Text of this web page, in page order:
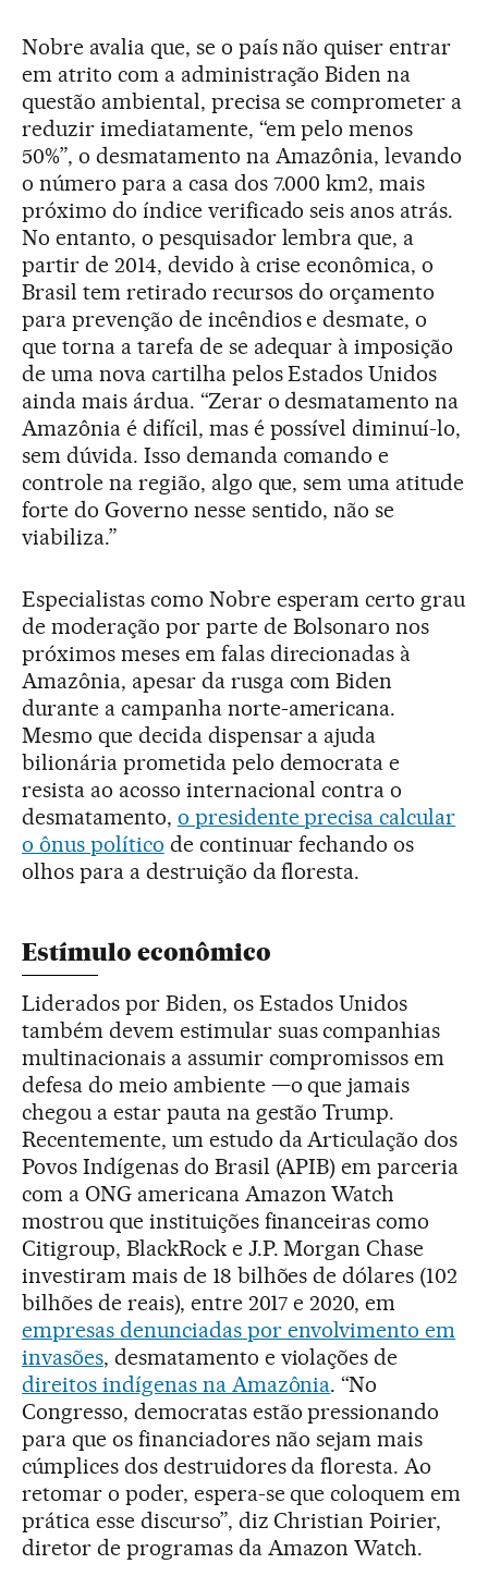
Nobre avalia que, se o país não quiser entrar
em atrito com a administração Biden na
questão ambiental, precisa se comprometer a
reduzir imediatamente, “em pelo menos
50%”, o desmatamento na Amazônia, levando
o número para a casa dos 7.000 km2, mais
próximo do índice verificado seis anos atrás.
No entanto, o pesquisador lembra que, a
partir de 2014, devido à crise econômica, o
Brasil tem retirado recursos do orçamento
para prevenção de incêndios e desmate, o
que torna a tarefa de se adequar à imposição
de uma nova cartilha pelos Estados Unidos
ainda mais árdua. “Zerar o desmatamento na
Amazônia é difícil, mas é possível diminuí-lo,
sem dúvida. Isso demanda comando e
controle na região, algo que, sem uma atitude
forte do Governo nesse sentido, não se
viabiliza.”
Especialistas como Nobre esperam certo grau
de moderação por parte de Bolsonaro nos
próximos meses em falas direcionadas à
Amazônia, apesar da rusga com Biden
durante a campanha norte-americana.
Mesmo que decida dispensar a ajuda
bilionária prometida pelo democrata e
resista ao acosso internacional contra o
desmatamento, o presidente precisa calcular
o ônus político de continuar fechando os
olhos para a destruição da floresta.
Estímulo econômico
Liderados por Biden, os Estados Unidos
também devem estimular suas companhias
multinacionais a assumir compromissos em
defesa do meio ambiente —o que jamais
chegou a estar pauta na gestão Trump.
Recentemente, um estudo da Articulação dos
Povos Indígenas do Brasil (APIB) em parceria
com a ONG americana Amazon Watch
mostrou que instituições financeiras como
Citigroup, BlackRock e J.P. Morgan Chase
investiram mais de 18 bilhões de dólares (102
bilhões de reais), entre 2017 e 2020, em
empresas denunciadas por envolvimento em
invasões, desmatamento e violações de
direitos indígenas na Amazônia. “No
Congresso, democratas estão pressionando
para que os financiadores não sejam mais
cúmplices dos destruidores da floresta. Ao
retomar o poder, espera-se que coloquem em
prática esse discurso”, diz Christian Poirier,
diretor de programas da Amazon Watch.